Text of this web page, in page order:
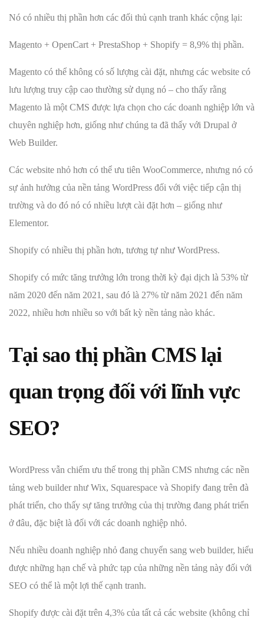
Nó có nhiều thị phần hơn các đối thủ cạnh tranh khác cộng lại:
Magento + OpenCart + PrestaShop + Shopify = 8,9% thị phần.
Magento có thể không có số lượng cài đặt, nhưng các website có
lưu lượng truy cập cao thường sử dụng nó – cho thấy rằng
Magento là một CMS được lựa chọn cho các doanh nghiệp lớn và
chuyên nghiệp hơn, giống như chúng ta đã thấy với Drupal ở
Web Builder.
Các website nhỏ hơn có thể ưu tiên WooCommerce, nhưng nó có
sự ảnh hưởng của nền tảng WordPress đối với việc tiếp cận thị
trường và do đó nó có nhiều lượt cài đặt hơn – giống như
Elementor.
Shopify có nhiều thị phần hơn, tương tự như WordPress.
Shopify có mức tăng trưởng lớn trong thời kỳ đại dịch là 53% từ
năm 2020 đến năm 2021, sau đó là 27% từ năm 2021 đến năm
2022, nhiều hơn nhiều so với bất kỳ nền tảng nào khác.
Tại sao thị phần CMS lại
quan trọng đối với lĩnh vực
SEO?
WordPress vẫn chiếm ưu thế trong thị phần CMS nhưng các nền
tảng web builder như Wix, Squarespace và Shopify đang trên đà
phát triển, cho thấy sự tăng trưởng của thị trường đang phát triển
ở đâu, đặc biệt là đối với các doanh nghiệp nhỏ.
Nếu nhiều doanh nghiệp nhỏ đang chuyển sang web builder, hiểu
được những hạn chế và phức tạp của những nền tảng này đối với
SEO có thể là một lợi thế cạnh tranh.
Shopify được cài đặt trên 4,3% của tất cả các website (không chỉ